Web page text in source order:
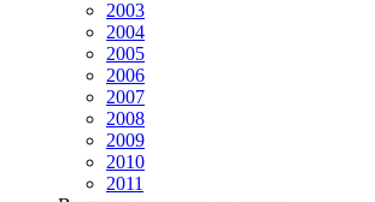
2003
2004
2005
2006
2007
2008
2009
2010
2011